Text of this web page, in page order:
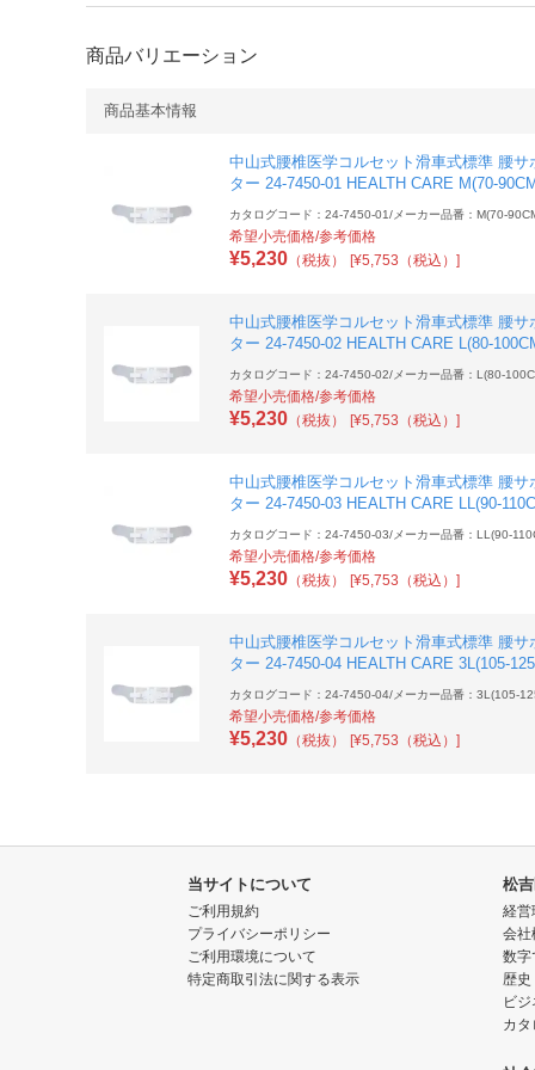
商品バリエーション
商品基本情報
中山式腰椎医学コルセット滑車式標準 腰サ
ター 24-7450-01 HEALTH CARE M(70-
カタログコード：24-7450-01/ メーカー品番：M(70-
希望小売価格/参考価格
¥5,230 （税抜） [¥5,753（税込）]
中山式腰椎医学コルセット滑車式標準 腰サ
ター 24-7450-02 HEALTH CARE L(80-
カタログコード：24-7450-02/ メーカー品番：L(80-
希望小売価格/参考価格
¥5,230 （税抜） [¥5,753（税込）]
中山式腰椎医学コルセット滑車式標準 腰サ
ター 24-7450-03 HEALTH CARE LL(90-
カタログコード：24-7450-03/ メーカー品番：LL(90-
希望小売価格/参考価格
¥5,230 （税抜） [¥5,753（税込）]
中山式腰椎医学コルセット滑車式標準 腰サ
ター 24-7450-04 HEALTH CARE 3L(105-
カタログコード：24-7450-04/ メーカー品番：3L(105-
希望小売価格/参考価格
¥5,230 （税抜） [¥5,753（税込）]
当サイトについて
ご利用規約
プライバシーポリシー
ご利用環境について
特定商取引法に関する表示
松
経営
会社
数字
歴史
ビ
カタ